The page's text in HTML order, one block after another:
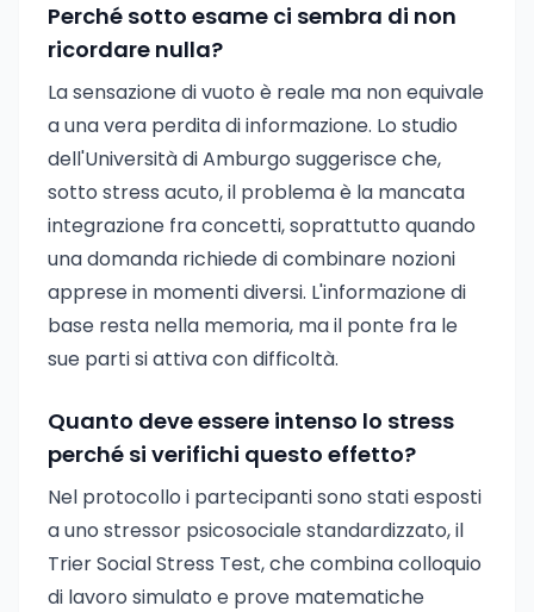
Perché sotto esame ci sembra di non
ricordare nulla?
La sensazione di vuoto è reale ma non equivale
a una vera perdita di informazione. Lo studio
dell'Università di Amburgo suggerisce che,
sotto stress acuto, il problema è la mancata
integrazione fra concetti, soprattutto quando
una domanda richiede di combinare nozioni
apprese in momenti diversi. L'informazione di
base resta nella memoria, ma il ponte fra le
sue parti si attiva con difficoltà.
Quanto deve essere intenso lo stress
perché si verifichi questo effetto?
Nel protocollo i partecipanti sono stati esposti
a uno stressor psicosociale standardizzato, il
Trier Social Stress Test, che combina colloquio
di lavoro simulato e prove matematiche